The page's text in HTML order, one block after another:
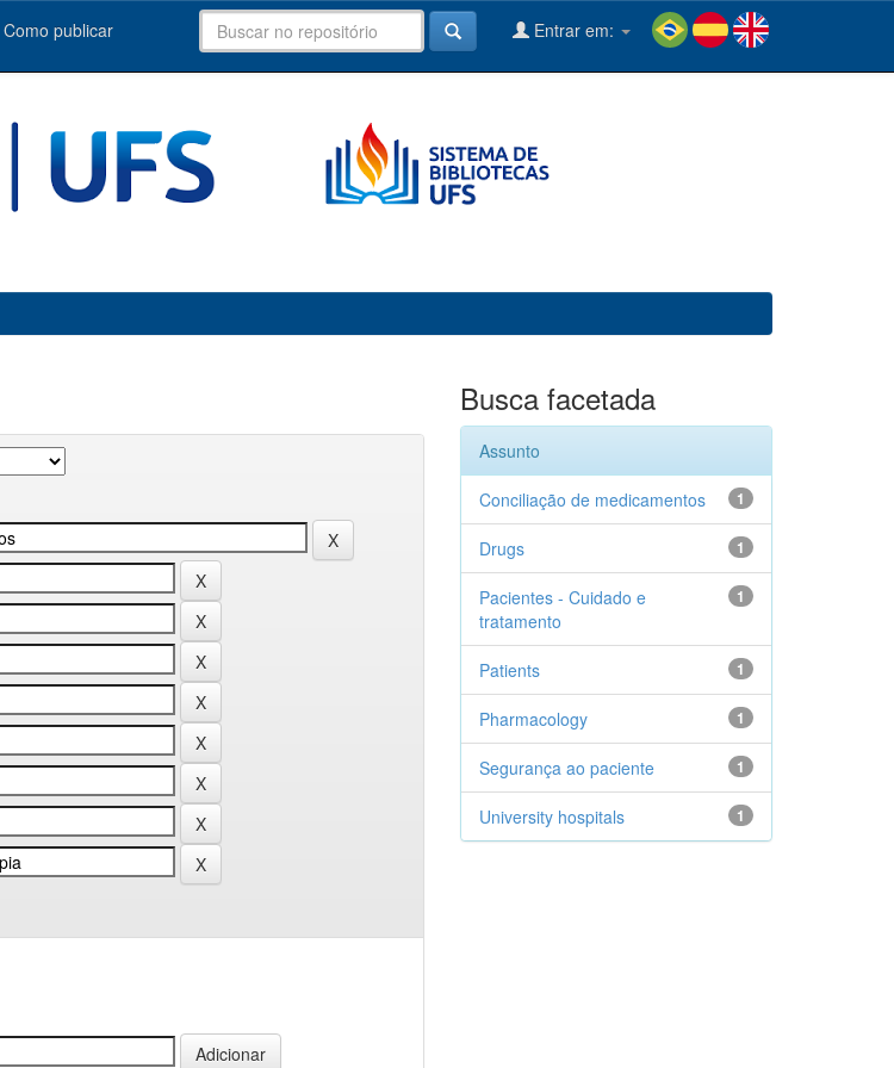
Como publicar Entrar em:
Busca facetada
Assunto
1
Conciliação de medicamentos
1
Drugs
1
Pacientes - Cuidado e
tratamento
1
Patients
1
Pharmacology
1
Segurança ao paciente
1
University hospitals